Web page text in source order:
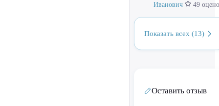
Иванович
49
Показать всех (13)
Оставить отзыв